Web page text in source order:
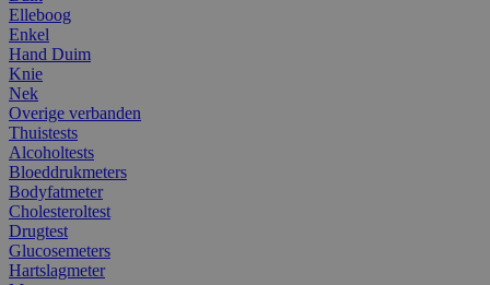
Elleboog
Enkel
Hand Duim
Knie
Nek
Overige verbanden
Thuistests
Alcoholtests
Bloeddrukmeters
Bodyfatmeter
Cholesteroltest
Drugtest
Glucosemeters
Hartslagmeter